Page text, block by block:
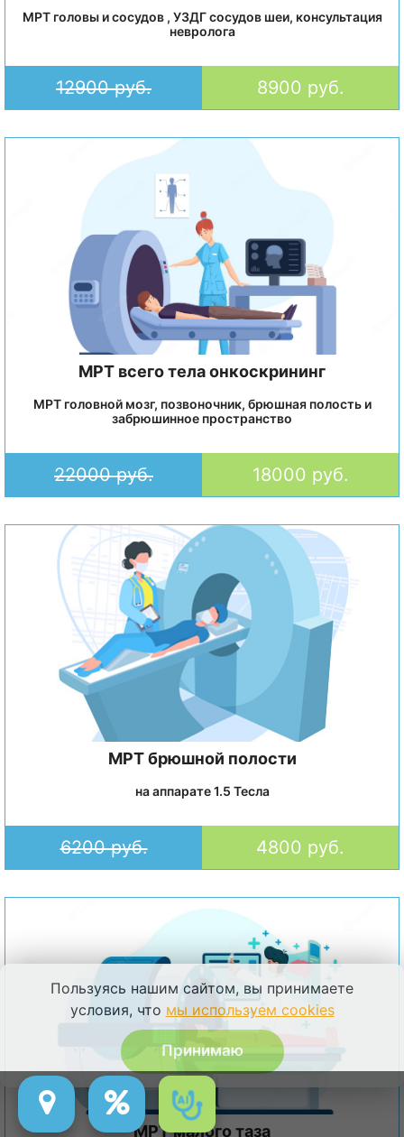
МРТ головы и сосудов , УЗДГ сосудов шеи, консультация
невролога
12900 руб. 8900 руб.
МРТ всего тела онкоскрининг
МРТ головной мозг, позвоночник, брюшная полость и
забрюшинное пространство
22000 руб. 18000 руб.
МРТ брюшной полости
на аппарате 1.5 Тесла
6200 руб. 4800 руб.
МРТ малого таза
Пользуясь нашим сайтом, вы принимаете
условия, что мы используем cookies
Принимаю